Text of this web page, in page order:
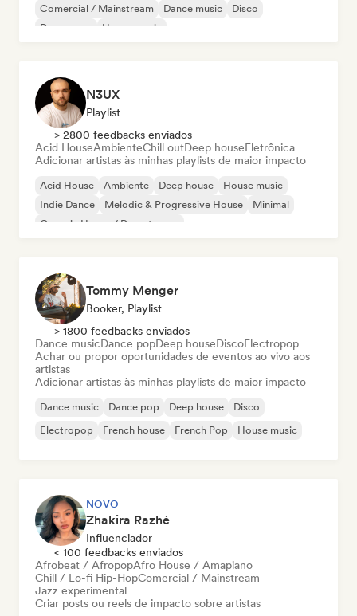
Comercial / Mainstream
Dance music
Disco
Dream pop
House music
N3UX
Playlist
> 2800 feedbacks enviados
Acid HouseAmbienteChill outDeep houseEletrônica
Adicionar artistas às minhas playlists de maior impacto
Acid House Ambiente Deep house
House music
Indie Dance
Melodic & Progressive House
Minimal
Organic House / Downtempo
Tommy Menger
Booker, Playlist
> 1800 feedbacks enviados
Dance musicDance popDeep houseDiscoElectropop
Achar ou propor oportunidades de eventos ao vivo aos
artistas
Adicionar artistas às minhas playlists de maior impacto
Dance music Dance pop Deep house
Disco
Electropop
French house French Pop House music
NOVO
Zhakira Razhé
Influenciador
< 100 feedbacks enviados
Afrobeat / AfropopAfro House / Amapiano
Chill / Lo-fi Hip-HopComercial / Mainstream
Jazz experimental
Criar posts ou reels de impacto sobre artistas